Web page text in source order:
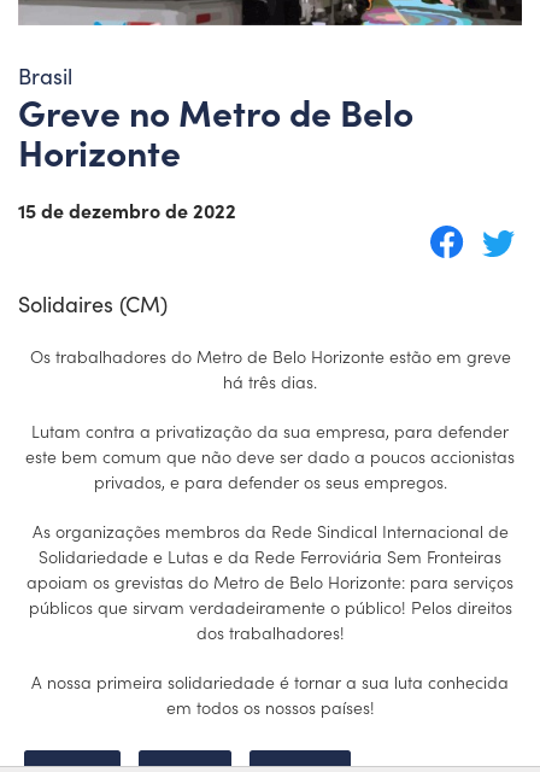
Brasil
Greve no Metro de Belo
Horizonte
15 de dezembro de 2022
Solidaires (CM)
Os trabalhadores do Metro de Belo Horizonte estão em greve
há três dias.
Lutam contra a privatização da sua empresa, para defender
este bem comum que não deve ser dado a poucos accionistas
privados, e para defender os seus empregos.
As organizações membros da Rede Sindical Internacional de
Solidariedade e Lutas e da Rede Ferroviária Sem Fronteiras
apoiam os grevistas do Metro de Belo Horizonte: para serviços
públicos que sirvam verdadeiramente o público! Pelos direitos
dos trabalhadores!
A nossa primeira solidariedade é tornar a sua luta conhecida
em todos os nossos países!